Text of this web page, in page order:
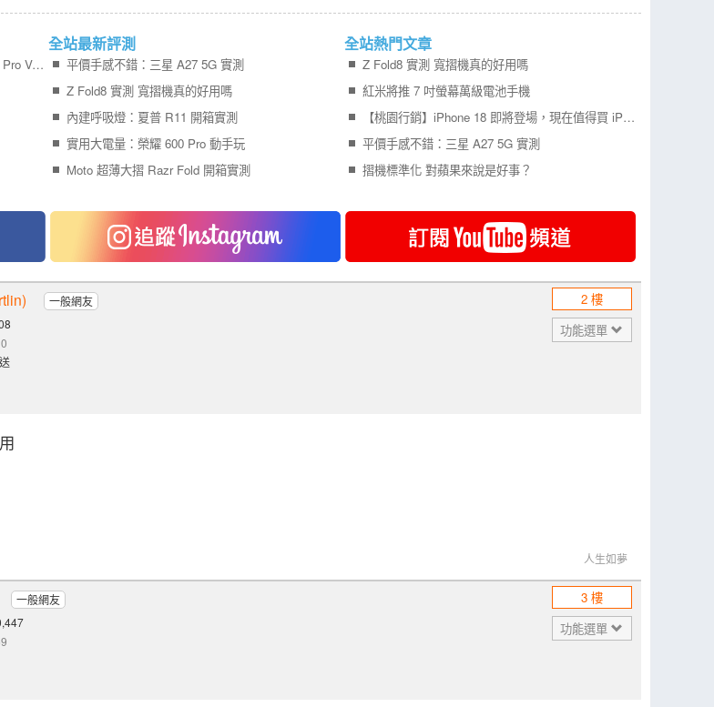
【PK 擂台】平價版旗艦機對決 Xiaomi 17T Pro V.S. vivo X300 FE
全站最新評測
平價手感不錯：三星 A27 5G 實測
Z Fold8 實測 寬摺機真的好用嗎
內建呼吸燈：夏普 R11 開箱實測
實用大電量：榮耀 600 Pro 動手玩
Moto 超薄大摺 Razr Fold 開箱實測
全站熱門文章
Z Fold8 實測 寬摺機真的好用嗎
紅米將推 7 吋螢幕萬級電池手機
【桃園行銷】iPhone 18 即將登場，現在值得買 iPhone 17 嗎？四款機型一次比較！
平價手感不錯：三星 A27 5G 實測
摺機標準化 對蘋果來說是好事？
一般網友
2 樓
功能選單
人生如夢
一般網友
3 樓
功能選單